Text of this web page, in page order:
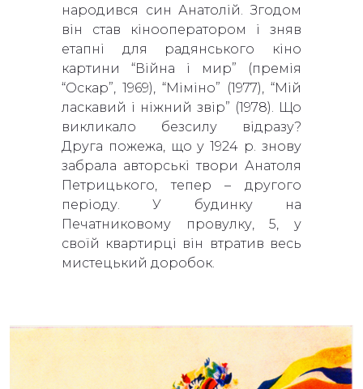
народився син Анатолій. Згодом
він став кінооператором і зняв
етапні для радянського кіно
картини “Війна і мир” (премія
“Оскар”, 1969), “Міміно” (1977), “Мій
ласкавий і ніжний звір” (1978). Що
викликало безсилу відразу?
Друга пожежа, що у 1924 р. знову
забрала авторські твори Анатоля
Петрицького, тепер – другого
періоду. У будинку на
Печатниковому провулку, 5, у
своїй квартирці він втратив весь
мистецький доробок.